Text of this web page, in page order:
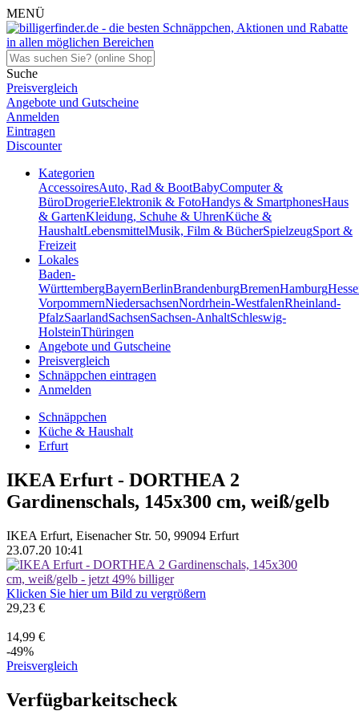
MENÜ
Suche
Preisvergleich
Angebote und Gutscheine
Anmelden
Eintragen
Discounter
Kategorien
AccessoiresAuto, Rad & BootBabyComputer &
BüroDrogerieElektronik & FotoHandys & SmartphonesHaus
& GartenKleidung, Schuhe & UhrenKüche &
HaushaltLebensmittelMusik, Film & BücherSpielzeugSport &
Freizeit
Lokales
Baden-
WürttembergBayernBerlinBrandenburgBremenHamburg
VorpommernNiedersachsenNordrhein-WestfalenRheinland-
PfalzSaarlandSachsenSachsen-AnhaltSchleswig-
HolsteinThüringen
Angebote und Gutscheine
Preisvergleich
Schnäppchen eintragen
Anmelden
Schnäppchen
Küche & Haushalt
Erfurt
IKEA Erfurt - DORTHEA 2
Gardinenschals, 145x300 cm, weiß/gelb
IKEA Erfurt, Eisenacher Str. 50, 99094 Erfurt
23.07.20 10:41
Klicken Sie hier um Bild zu vergrößern
29,23 €
14,99 €
-49%
Preisvergleich
Verfügbarkeitscheck